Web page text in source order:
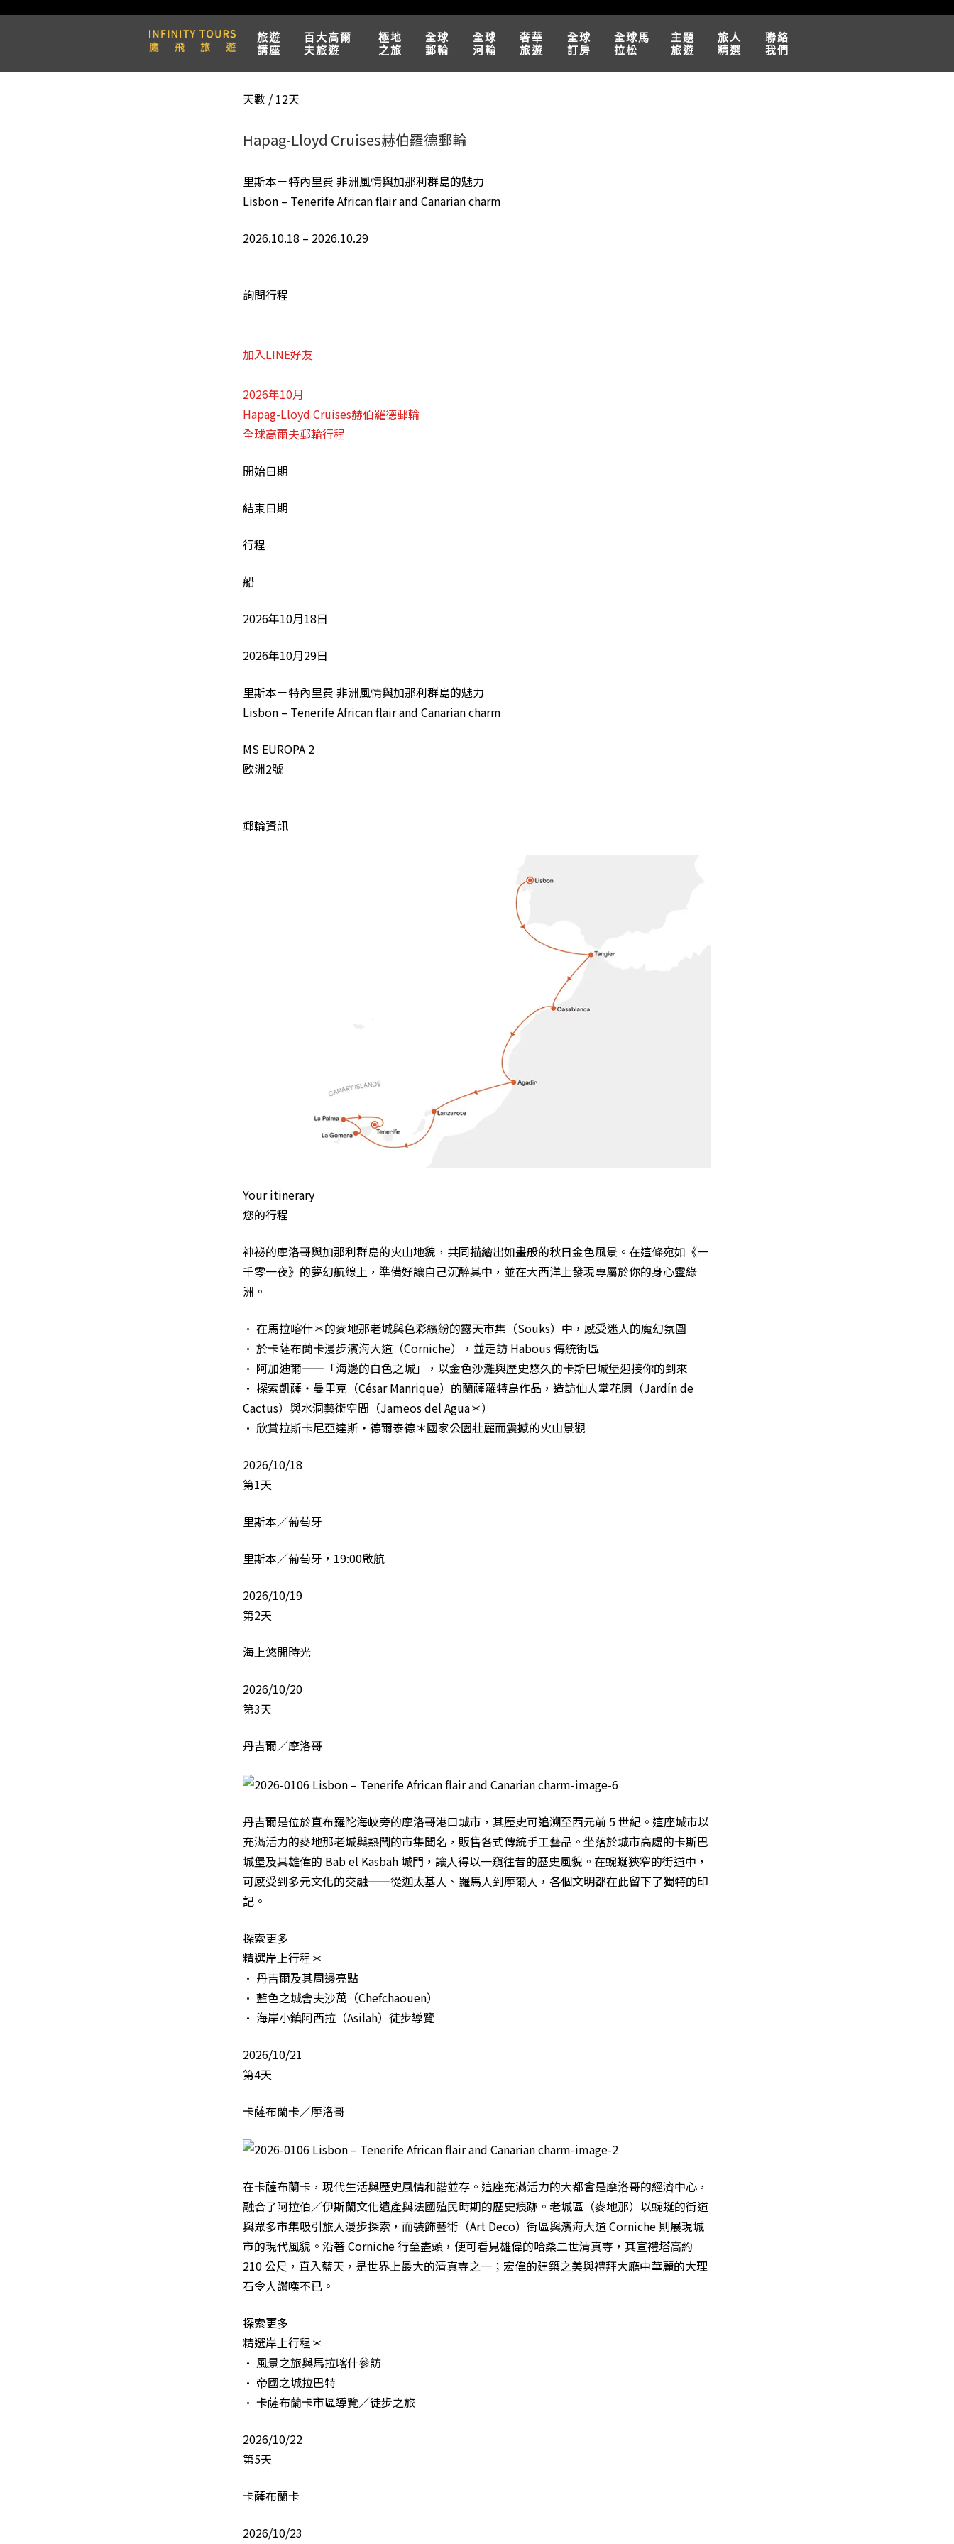
旅遊
講座
百大高爾
夫旅遊
極地
之旅
全球
郵輪
全球
河輪
奢華
旅遊
全球
訂房
全球馬
拉松
主題
旅遊
旅人
精選
聯絡
我們
天數 / 12天
Hapag-Lloyd Cruises赫伯羅德郵輪
里斯本－特內里費 非洲風情與加那利群島的魅力
Lisbon – Tenerife African flair and Canarian charm
2026.10.18 – 2026.10.29
詢問行程
加入LINE好友
2026年10月
Hapag-Lloyd Cruises赫伯羅德郵輪
全球高爾夫郵輪行程
開始日期
結束日期
行程
船
2026年10月18日
2026年10月29日
里斯本－特內里費 非洲風情與加那利群島的魅力
Lisbon – Tenerife African flair and Canarian charm
MS EUROPA 2
歐洲2號
郵輪資訊
Your itinerary
您的行程
神祕的摩洛哥與加那利群島的火山地貌，共同描繪出如畫般的秋日金色風景。在這條宛如《一
千零一夜》的夢幻航線上，準備好讓自己沉醉其中，並在大西洋上發現專屬於你的身心靈綠
洲。
• 在馬拉喀什＊的麥地那老城與色彩繽紛的露天市集（Souks）中，感受迷人的魔幻氛圍
• 於卡薩布蘭卡漫步濱海大道（Corniche），並走訪 Habous 傳統街區
• 阿加迪爾——「海邊的白色之城」，以金色沙灘與歷史悠久的卡斯巴城堡迎接你的到來
• 探索凱薩・曼里克（César Manrique）的蘭薩羅特島作品，造訪仙人掌花園（Jardín de
Cactus）與水洞藝術空間（Jameos del Agua＊）
• 欣賞拉斯卡尼亞達斯・德爾泰德＊國家公園壯麗而震撼的火山景觀
2026/10/18
第1天
里斯本／葡萄牙
里斯本／葡萄牙，19:00啟航
2026/10/19
第2天
海上悠閒時光
2026/10/20
第3天
丹吉爾／摩洛哥
丹吉爾是位於直布羅陀海峽旁的摩洛哥港口城市，其歷史可追溯至西元前 5 世紀。這座城市以
充滿活力的麥地那老城與熱鬧的市集聞名，販售各式傳統手工藝品。坐落於城市高處的卡斯巴
城堡及其雄偉的 Bab el Kasbah 城門，讓人得以一窺往昔的歷史風貌。在蜿蜒狹窄的街道中，
可感受到多元文化的交融——從迦太基人、羅馬人到摩爾人，各個文明都在此留下了獨特的印
記。
探索更多
精選岸上行程＊
• 丹吉爾及其周邊亮點
• 藍色之城舍夫沙萬（Chefchaouen）
• 海岸小鎮阿西拉（Asilah）徒步導覽
2026/10/21
第4天
卡薩布蘭卡／摩洛哥
在卡薩布蘭卡，現代生活與歷史風情和諧並存。這座充滿活力的大都會是摩洛哥的經濟中心，
融合了阿拉伯／伊斯蘭文化遺產與法國殖民時期的歷史痕跡。老城區（麥地那）以蜿蜒的街道
與眾多市集吸引旅人漫步探索，而裝飾藝術（Art Deco）街區與濱海大道 Corniche 則展現城
市的現代風貌。沿著 Corniche 行至盡頭，便可看見雄偉的哈桑二世清真寺，其宣禮塔高約
210 公尺，直入藍天，是世界上最大的清真寺之一；宏偉的建築之美與禮拜大廳中華麗的大理
石令人讚嘆不已。
探索更多
精選岸上行程＊
• 風景之旅與馬拉喀什參訪
• 帝國之城拉巴特
• 卡薩布蘭卡市區導覽／徒步之旅
2026/10/22
第5天
卡薩布蘭卡
2026/10/23